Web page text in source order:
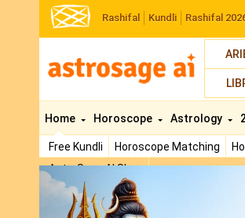
Rashifal Kundli Rashifal
Home
Free Kundli Horoscope Matching
AstroSage AI Shop
Horoscope Astrology
Previous